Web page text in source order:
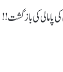
پامالی کی بازگشت!!